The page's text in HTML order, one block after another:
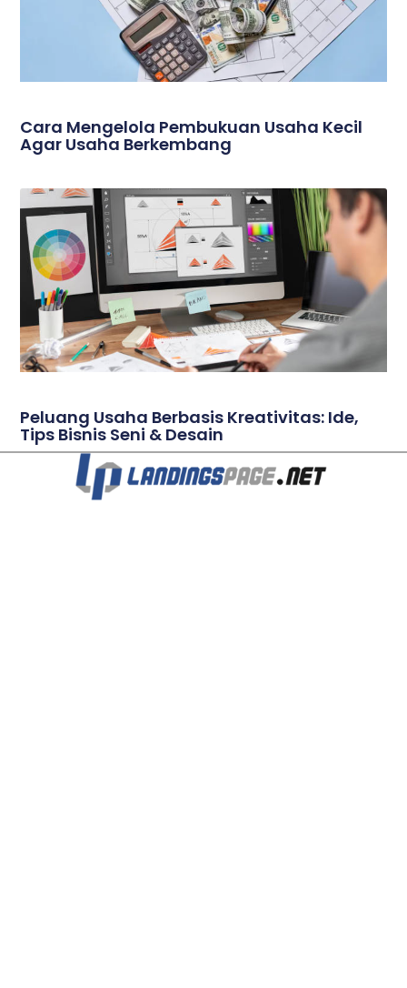
Cara Mengelola Pembukuan Usaha Kecil
Agar Usaha Berkembang
Peluang Usaha Berbasis Kreativitas: Ide,
Tips Bisnis Seni & Desain